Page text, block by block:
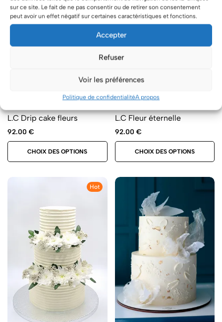
sur ce site. Le fait de ne pas consentir ou de retirer son consentement
peut avoir un effet négatif sur certaines caractéristiques et fonctions.
Accepter
Refuser
Voir les préférences
Politique de confidentialitéA propos
L.C Drip cake fleurs
92.00 €
CHOIX DES OPTIONS
L.C Fleur éternelle
92.00 €
CHOIX DES OPTIONS
Hot